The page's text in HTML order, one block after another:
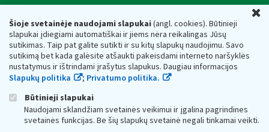
Šioje svetainėje naudojami slapukai(angl. cookies). Būtinieji
slapukai įdiegiami automatiškai ir jiems nėra reikalingas Jūsų
sutikimas. Taip pat galite sutikti ir su kitų slapukų naudojimu. Savo
sutikimą bet kada galėsite atšaukti pakeisdami interneto naršyklės
nustatymus ir ištrindami įrašytus slapukus. Daugiau informacijos
Slapukų politika
; Privatumo politika.
Būtinieji slapukai
Naudojami sklandžiam svetainės veikimui ir įgalina pagrindines
svetainės funkcijas. Be šių slapukų svetainė negali tinkamai veikti.
Respublikos finansų ministerijos
Biudžetinė įstaiga. Juridinio asmens kodas — 188659752,
adresas: Vasario 16-osios g. 14, 01107 Vilnius, Lietuva, el.paštas:
vmi@vmi.lt, E. pristatymo dėžutės adresas 188659752
Duomenys apie Valstybinę mokesčių inspekciją prie Lietuvos
Respublikos finansų ministerijos kaupiami ir saugomi Juridinių